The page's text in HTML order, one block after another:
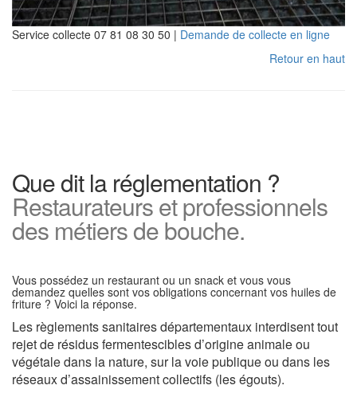
Service collecte 07 81 08 30 50 | Demande de collecte en ligne
Retour en haut
Que dit la réglementation ?
Restaurateurs et professionnels
des métiers de bouche.
Vous possédez un restaurant ou un snack et vous vous
demandez quelles sont vos obligations concernant vos huiles de
friture ? Voici la réponse.
Les règlements sanitaires départementaux interdisent tout
rejet de résidus fermentescibles d’origine animale ou
végétale dans la nature, sur la voie publique ou dans les
réseaux d’assainissement collectifs (les égouts).